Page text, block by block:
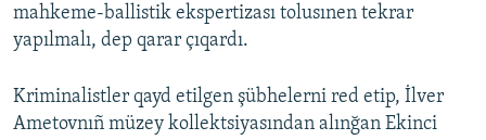
mahkeme-ballistik ekspertizası tolusınen tekrar
yapılmalı, dep qarar çıqardı.
Kriminalistler qayd etilgen şübhelerni red etip, İlver
Ametovnıñ müzey kollektsiyasından alınğan Ekinci